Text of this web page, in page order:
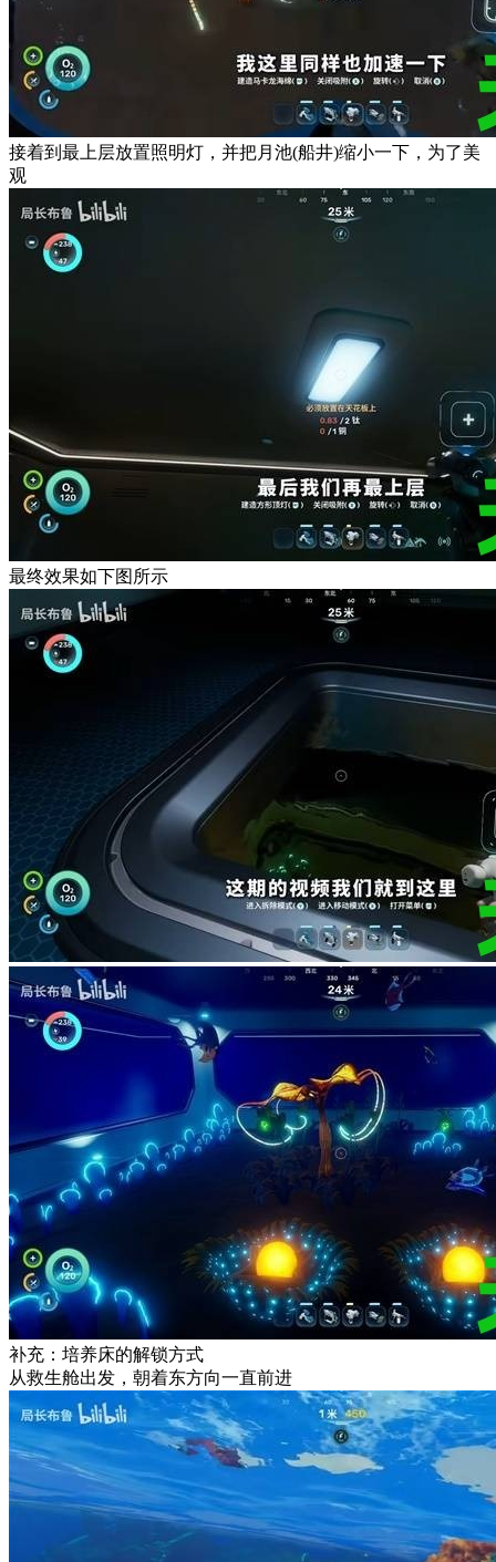
接着到最上层放置照明灯，并把月池(船井)缩小一下，为了美
观
最终效果如下图所示
补充：培养床的解锁方式
从救生舱出发，朝着东方向一直前进